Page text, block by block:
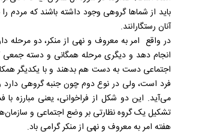
باید از شماها گروهی وجود داشته باشند که مردم
آنان رستگارانند.
در واقع امر به معروف و نهی از منکر، دو مرحله
انجام دهد و دیگری مرحله همگانی و دسته جمعی
اجتماعی دست به دست هم بدهند و با یکدیگر
فرد است، ولی در نوع دوم چون جنبه گروهی
می‌آید. این دو شکل از فراخوانی، یعنی مبارزه
تشکیل یک گروه نظارتی بر وضع اجتماعی و
هفته امر به معروف و نهی از منکر گرامی باد.